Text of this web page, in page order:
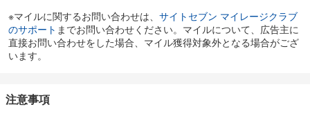
※マイルに関するお問い合わせは、 サイトセブン マイレージクラブ
のサポート までお問い合わせください。マイルについて、広告主に
直接お問い合わせをした場合、マイル獲得対象外となる場合がござ
います。
注意事項